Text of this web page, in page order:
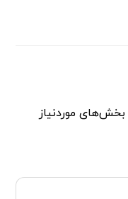
بخش‌های موردنیاز